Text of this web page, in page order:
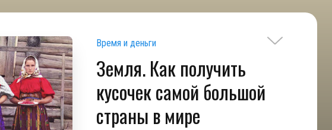
Время и деньги
Земля. Как получить
кусочек самой большой
страны в мире